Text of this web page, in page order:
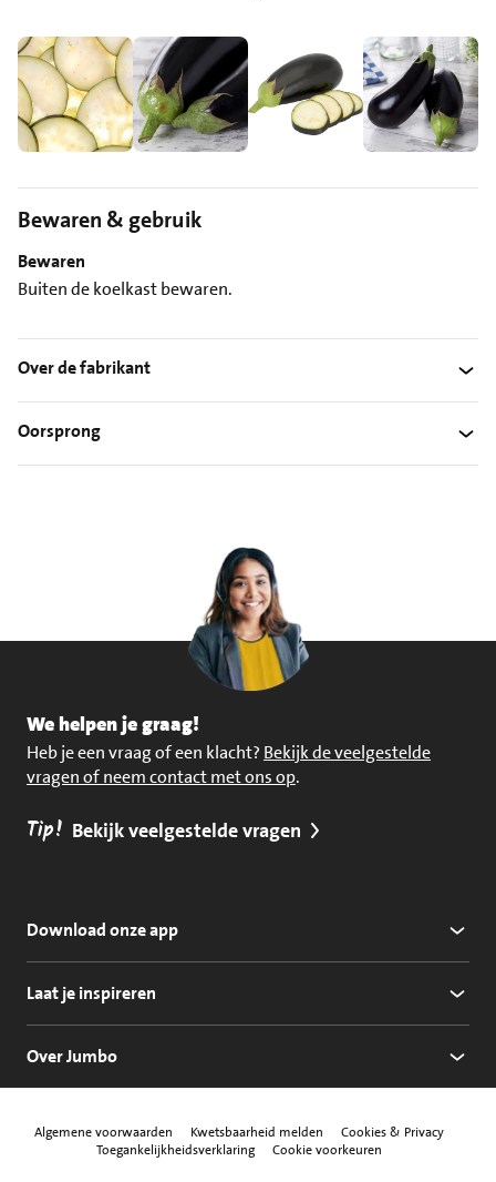
Bewaren & gebruik
Bewaren
Buiten de koelkast bewaren.
Over de fabrikant
Oorsprong
We helpen je graag!
Heb je een vraag of een klacht? Bekijk de veelgestelde
vragen of neem contact met ons op.
Tip! Bekijk veelgestelde vragen
Download onze app
Laat je inspireren
Over Jumbo
Algemene voorwaarden Kwetsbaarheid melden
Cookies & Privacy
Toegankelijkheidsverklaring
Cookie voorkeuren